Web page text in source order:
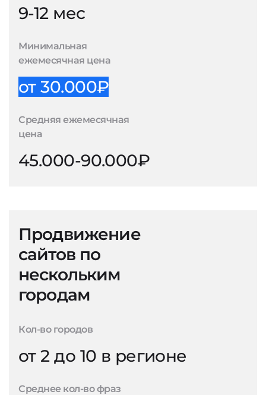
9-12 мес
Минимальная
ежемесячная цена
от 30.000₽
Средняя ежемесячная
цена
45.000-90.000₽
Продвижение
сайтов по
нескольким
городам
Кол-во городов
от 2 до 10 в регионе
Среднее кол-во фраз